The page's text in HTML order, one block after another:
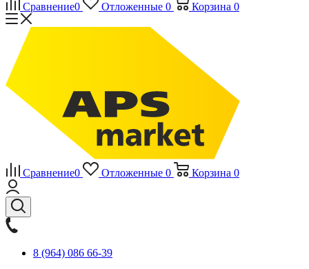
Сравнение0 Отложенные 0 Корзина 0
Сравнение0 Отложенные 0 Корзина 0
8 (964) 086 66-39